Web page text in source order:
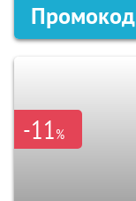
Промокод
-11%